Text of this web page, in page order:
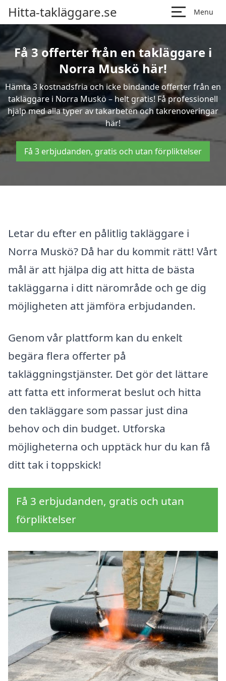
Hitta-takläggare.se Menu
Få 3 offerter från en takläggare i
Norra Muskö här!
Hämta 3 kostnadsfria och icke bindande offerter från en
takläggare i Norra Muskö – helt gratis! Få professionell
hjälp med alla typer av takarbeten och takrenoveringar
här!
Få 3 erbjudanden, gratis och utan förpliktelser
Letar du efter en pålitlig takläggare i
Norra Muskö? Då har du kommit rätt! Vårt
mål är att hjälpa dig att hitta de bästa
takläggarna i ditt närområde och ge dig
möjligheten att jämföra erbjudanden.
Genom vår plattform kan du enkelt
begära flera offerter på
takläggningstjänster. Det gör det lättare
att fatta ett informerat beslut och hitta
den takläggare som passar just dina
behov och din budget. Utforska
möjligheterna och upptäck hur du kan få
ditt tak i toppskick!
Få 3 erbjudanden, gratis och utan
förpliktelser